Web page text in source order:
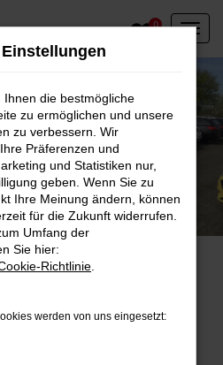
0
vor Ort
sofort verfügbaren
die bestmögliche
zu ermöglichen und unsere
zu verbessern. Wir
Präferenzen und
und Statistiken nur,
geben. Wenn Sie zu
Ihre Meinung ändern, können
für die Zukunft widerrufen.
Umfang der
Sie hier:
Richtlinie
werden von uns eingesetzt: